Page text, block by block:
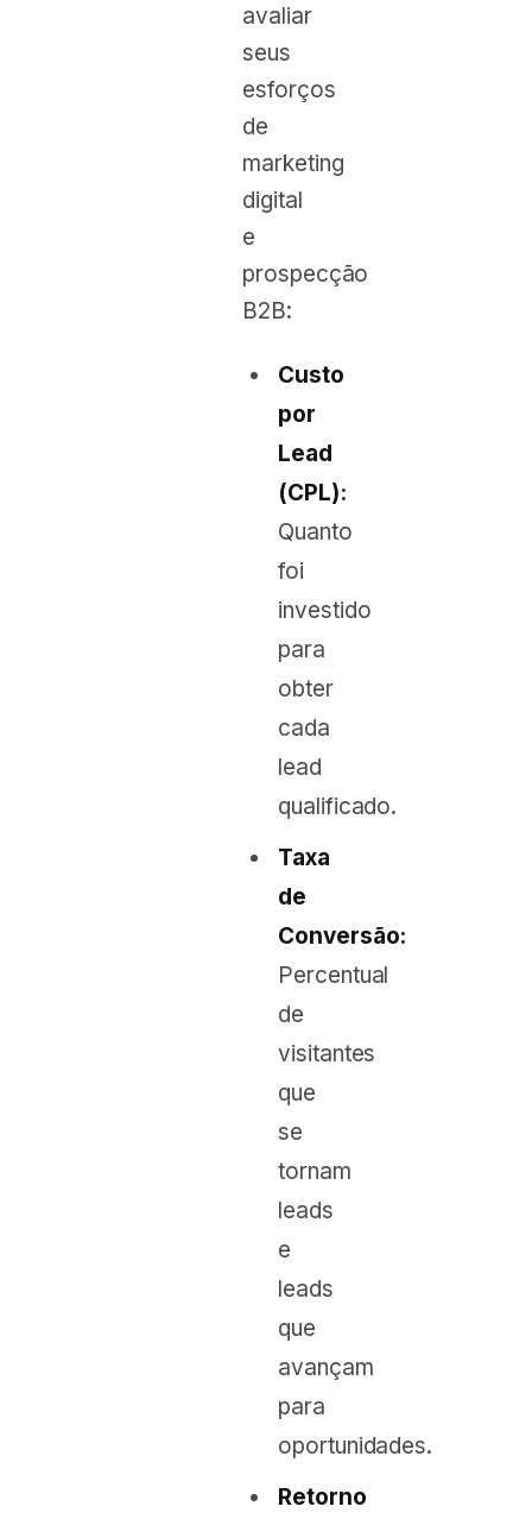
avaliar
seus
esforços
de
marketing
digital
e
prospecção
B2B:
Custo
por
Lead
(CPL):
Quanto
foi
investido
para
obter
cada
lead
qualificado.
Taxa
de
Conversão:
Percentual
de
visitantes
que
se
tornam
leads
e
leads
que
avançam
para
oportunidades.
Retorno